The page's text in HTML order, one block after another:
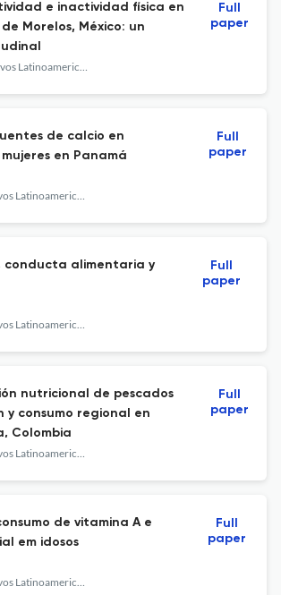
e inactividad física en
Morelos, México: un
Archivos Latinoamericanos de Nutrición
Full
paper
de calcio en
en Panamá
Archivos Latinoamericanos de Nutrición
Full
paper
conducta alimentaria y
Archivos Latinoamericanos de Nutrición
Full
paper
nutricional de pescados
y consumo regional en
Colombia
Archivos Latinoamericanos de Nutrición
Full
paper
de vitamina A e
em idosos
Archivos Latinoamericanos de Nutrición
Full
paper